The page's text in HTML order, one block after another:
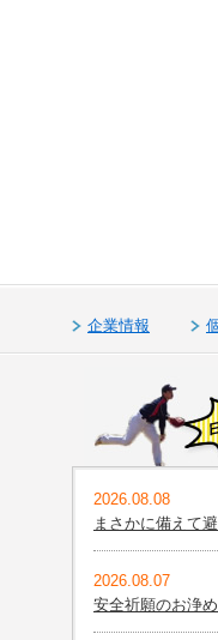
企業情報
2026.08.08
まさかに備えて
2026.08.07
安全祈願のお浄